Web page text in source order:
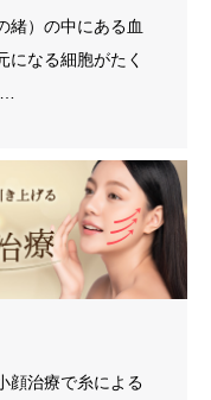
緒）の中にある血
になる細胞がたく
顔治療で糸による